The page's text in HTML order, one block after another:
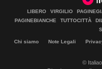
LIBERO VIRGILIO
PAGINEBIANCHE
TUTTOCITTÀ
Chi siamo Note Legali
©